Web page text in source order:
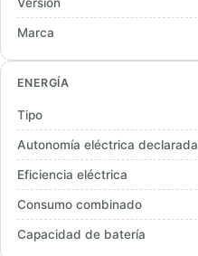
Marca
ENERGÍA
Tipo
Autonomía eléctrica declarada
Eficiencia eléctrica
Consumo combinado
Capacidad de batería